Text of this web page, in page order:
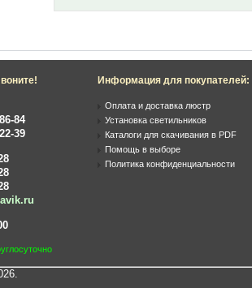
84
39
Информация для покупателей:
Оплата и доставка люстр
Установка светильников
Каталоги для скачивания в PDF
Помощь в выборе
Политика конфиденциальности